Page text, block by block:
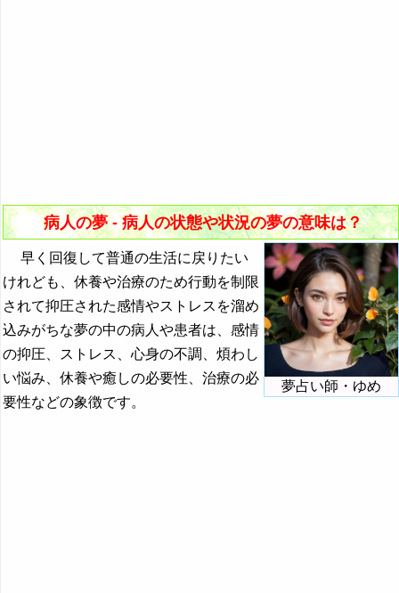
の乏しさ
17. 病人の死体の夢 - 自立や願望
18. 既に亡くなった病人の夢 - 魅力や進路を知りたい気
持ち
19. ハンカチを持った病人の夢 - 魅力の継承や別離
36. 病人が遅刻する夢 - チャンスや信用の喪失
37. 病人が追いかけられる夢 - 脅威や駆り立てられる感
情
38. 病人がいじめられる夢 - 自己肯定感の喪失
39. 病人が出血する夢 - 激しい感情
40. 病人の背が伸びる夢 - 存在感の強さや心配
41. 病人の背が縮む夢 - 存在感の乏しさ
『な行』の夢
『は』から始まる夢
『ひ』から始まる夢
ピアス→アクセサリーの夢の夢占い
ピアノの夢の夢占い
ビーバーの夢の夢占い
病人の夢 - 病人の状態や状況の夢の意味は？
夢占い師・ゆめ
早く回復して普通の生活に戻りたい
けれども、休養や治療のため行動を制限
されて抑圧された感情やストレスを溜め
込みがちな夢の中の病人や患者は、感情
の抑圧、ストレス、心身の不調、煩わし
い悩み、休養や癒しの必要性、治療の必
要性などの象徴です。